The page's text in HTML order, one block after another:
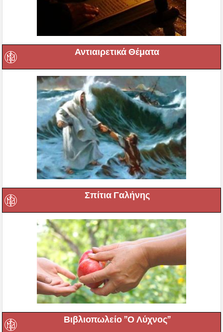
Αντιαιρετικά Θέματα
Σπίτια Γαλήνης
Βιβλιοπωλείο ”Ο Λύχνος”